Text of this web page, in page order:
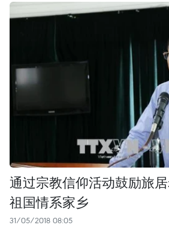
通过宗教信仰活动鼓励旅
祖国情系家乡
31/05/2018 08:05